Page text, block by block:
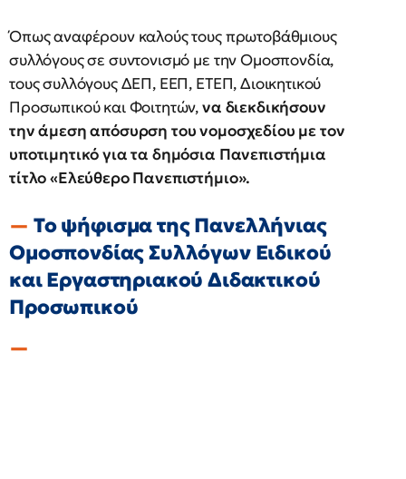
Όπως αναφέρουν καλούς τους πρωτοβάθμιους
συλλόγους σε συντονισμό με την Ομοσπονδία,
τους συλλόγους ΔΕΠ, ΕΕΠ, ΕΤΕΠ, Διοικητικού
Προσωπικού και Φοιτητών,να διεκδικήσουν
την άμεση απόσυρση του νομοσχεδίου με τον
υποτιμητικό για τα δημόσια Πανεπιστήμια
τίτλο «Ελεύθερο Πανεπιστήμιο».
Το ψήφισμα της Πανελλήνιας
Ομοσπονδίας Συλλόγων Ειδικού
και Εργαστηριακού Διδακτικού
Προσωπικού